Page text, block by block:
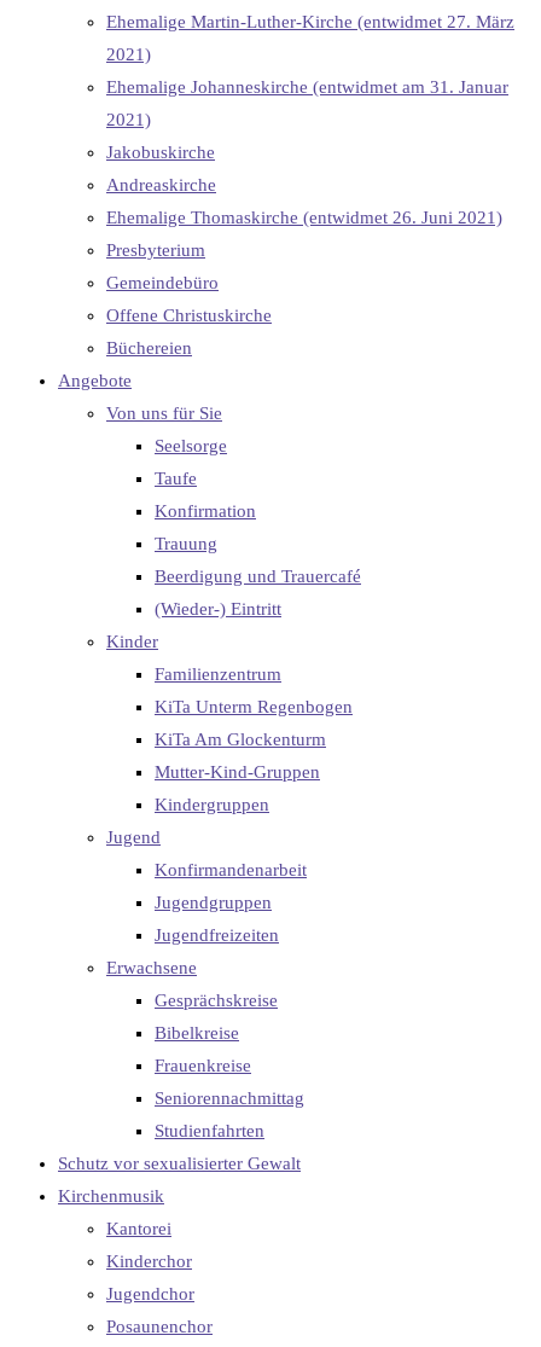
Ehemalige Martin-Luther-Kirche (entwidmet 27. März
2021)
Ehemalige Johanneskirche (entwidmet am 31. Januar
2021)
Jakobuskirche
Andreaskirche
Ehemalige Thomaskirche (entwidmet 26. Juni 2021)
Presbyterium
Gemeindebüro
Offene Christuskirche
Büchereien
Angebote
Von uns für Sie
Seelsorge
Taufe
Konfirmation
Trauung
Beerdigung und Trauercafé
(Wieder-) Eintritt
Kinder
Familienzentrum
KiTa Unterm Regenbogen
KiTa Am Glockenturm
Mutter-Kind-Gruppen
Kindergruppen
Jugend
Konfirmandenarbeit
Jugendgruppen
Jugendfreizeiten
Erwachsene
Gesprächskreise
Bibelkreise
Frauenkreise
Seniorennachmittag
Studienfahrten
Schutz vor sexualisierter Gewalt
Kirchenmusik
Kantorei
Kinderchor
Jugendchor
Posaunenchor